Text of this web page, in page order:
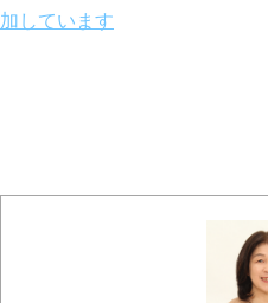
加しています